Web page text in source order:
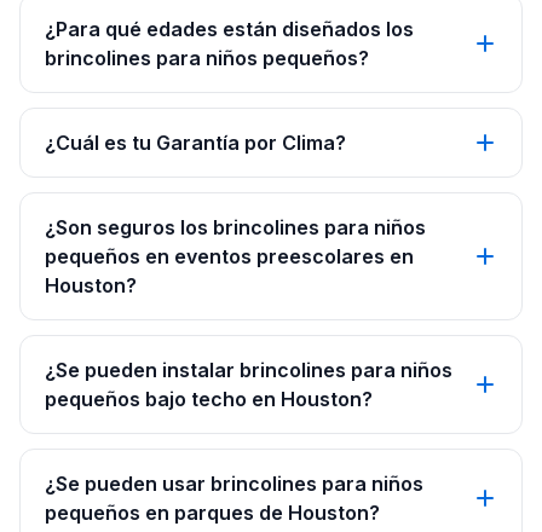
¿Para qué edades están diseñados los
brincolines para niños pequeños?
¿Cuál es tu Garantía por Clima?
¿Son seguros los brincolines para niños
pequeños en eventos preescolares en
Houston?
¿Se pueden instalar brincolines para niños
pequeños bajo techo en Houston?
¿Se pueden usar brincolines para niños
pequeños en parques de Houston?